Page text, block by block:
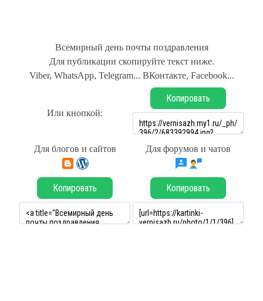
Всемирный день почты поздравления
Для публикации скопируйте текст ниже.
Viber, WhatsApp, Telegram... ВКонтакте, Facebook...
Или кнопкой:
Копировать
Для блогов и сайтов Для форумов и чатов
Копировать Копировать